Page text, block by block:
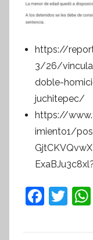
https://
3/26/
doble-
juchitepec/
https://
imiento1/
F
T